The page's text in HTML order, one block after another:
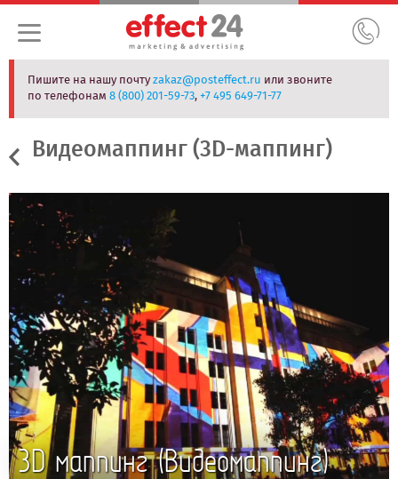
Пишите на нашу почтуzakaz@posteffect.ru или звоните
по телефонам8 (800) 201-59-73,+7 495 649-71-77
Видеомаппинг (3D-маппинг)
3D маппинг (Видеомаппинг)